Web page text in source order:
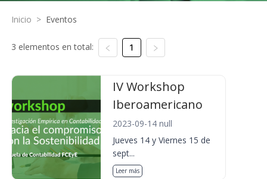
Inicio > Eventos
3 elementos en total: 1
IV Workshop
Iberoamericano
2023-09-14 null
Jueves 14 y Viernes 15 de
sept...
Leer más